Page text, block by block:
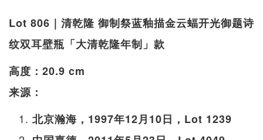
Lot 806｜清乾隆 御制祭蓝釉描金云蝠开光御题诗
纹双耳壁瓶「大清乾隆年制」款
高度：20.9 cm
来源：
北京瀚海，1997年12月10日，Lot 1239